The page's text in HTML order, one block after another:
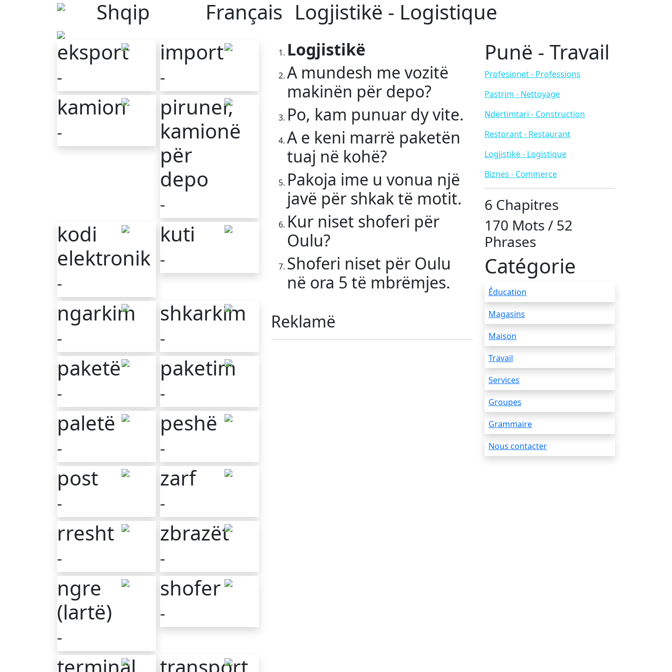
Shqip Français Logjistikë - Logistique
eksport
-
import
-
kamion
-
piruner,
kamionë
për
depo
-
kodi
elektronik
-
kuti
-
ngarkim
-
shkarkim
-
paketë
-
paketim
-
paletë
-
peshë
-
post
-
zarf
-
rresht
-
zbrazët
-
ngre
(lartë)
-
shofer
-
Logjistikë
A mundesh me vozitë
makinën për depo?
Po, kam punuar dy vite.
A e keni marrë paketën
tuaj në kohë?
Pakoja ime u vonua një
javë për shkak të motit.
Kur niset shoferi për
Oulu?
Shoferi niset për Oulu
në ora 5 të mbrëmjes.
Reklamë
Punë - Travail
Profesionet - Professions
Pastrim - Nettoyage
Ndërtimtari - Construction
Restorant - Restaurant
Logjistikë - Logistique
Biznes - Commerce
6 Chapitres
170 Mots / 52
Phrases
Catégorie
Ḗducation
Magasins
Maison
Travail
Services
Groupes
Grammaire
Nous contacter